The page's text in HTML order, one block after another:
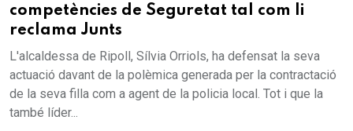
competències de Seguretat tal com li
reclama Junts
L'alcaldessa de Ripoll, Sílvia Orriols, ha defensat la seva
actuació davant de la polèmica generada per la contractació
de la seva filla com a agent de la policia local. Tot i que la
també líder...